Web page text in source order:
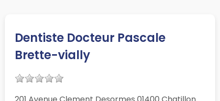
Dentiste Docteur Pascale
Brette-vially